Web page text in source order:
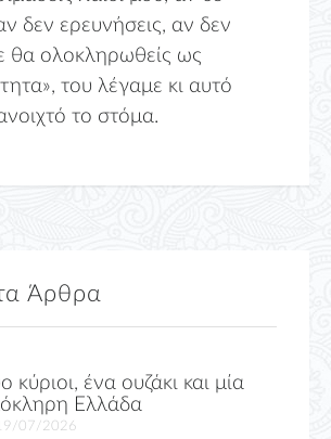
δεν ερευνήσεις, αν δεν
θα ολοκληρωθείς ως
του λέγαμε κι αυτό
το στόμα.
Άρθρα
κύριοι, ένα ουζάκι και μία
Ελλάδα
07/2026